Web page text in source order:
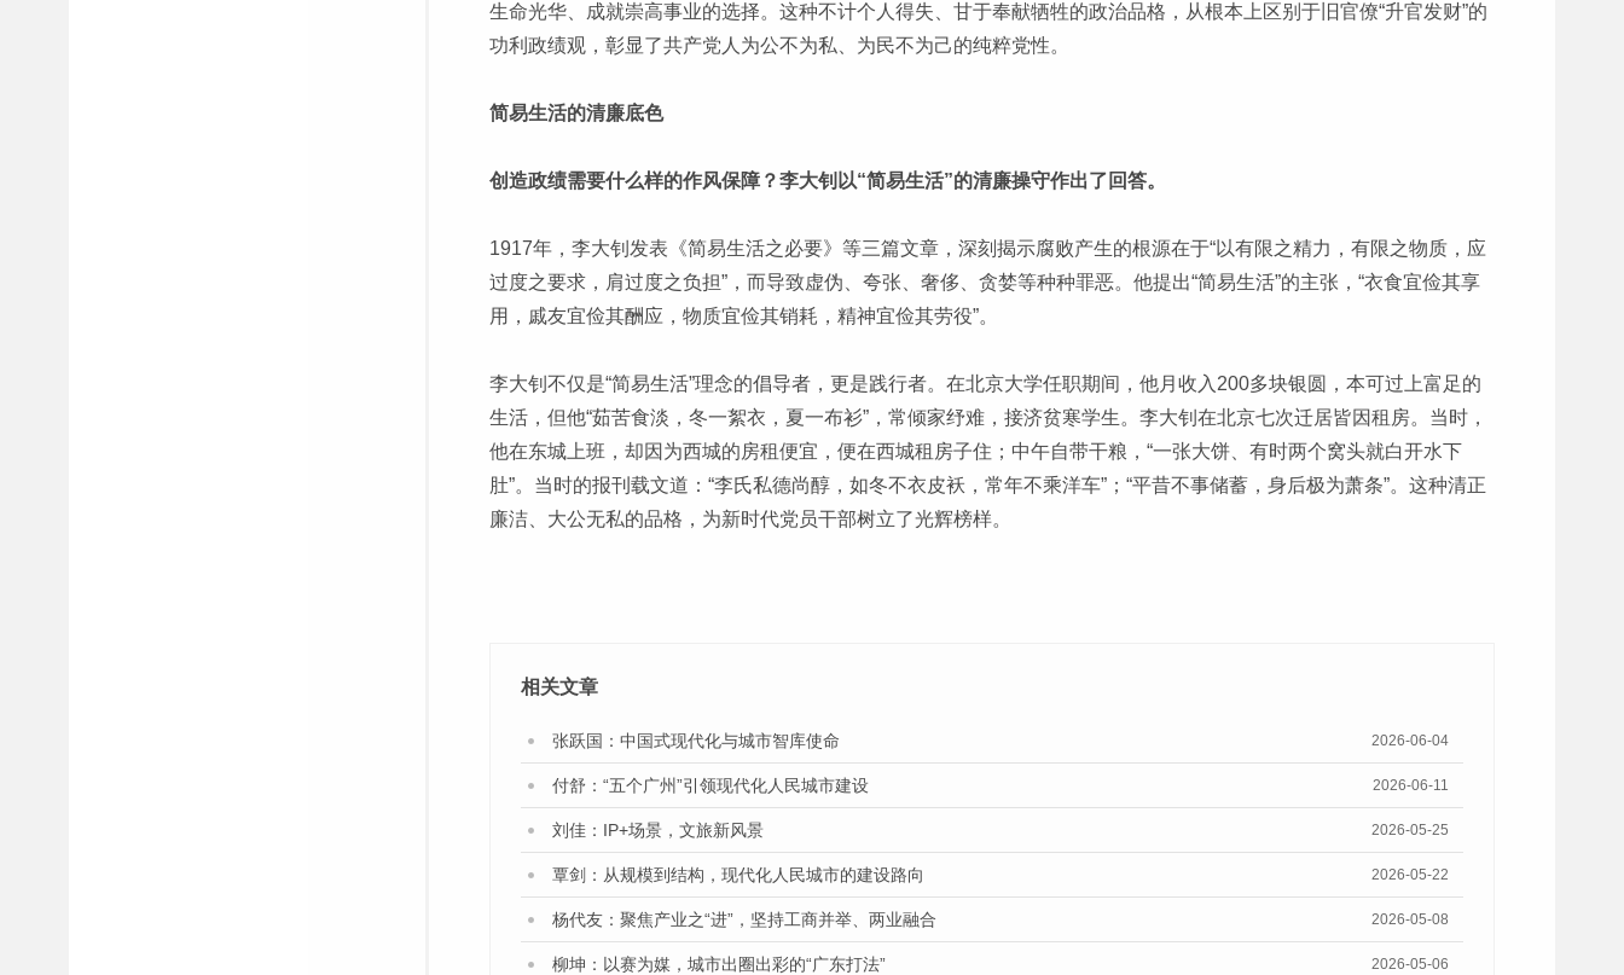
生命光华、成就崇高事业的选择。这种不计个人得失、甘于奉献牺牲的政治品格，从根本上区别于旧官僚“升官发财”的
功利政绩观，彰显了共产党人为公不为私、为民不为己的纯粹党性。
简易生活的清廉底色
创造政绩需要什么样的作风保障？李大钊以“简易生活”的清廉操守作出了回答。
1917年，李大钊发表《简易生活之必要》等三篇文章，深刻揭示腐败产生的根源在于“以有限之精力，有限之物质，应
过度之要求，肩过度之负担”，而导致虚伪、夸张、奢侈、贪婪等种种罪恶。他提出“简易生活”的主张，“衣食宜俭其享
用，戚友宜俭其酬应，物质宜俭其销耗，精神宜俭其劳役”。
李大钊不仅是“简易生活”理念的倡导者，更是践行者。在北京大学任职期间，他月收入200多块银圆，本可过上富足的
生活，但他“茹苦食淡，冬一絮衣，夏一布衫”，常倾家纾难，接济贫寒学生。李大钊在北京七次迁居皆因租房。当时，
他在东城上班，却因为西城的房租便宜，便在西城租房子住；中午自带干粮，“一张大饼、有时两个窝头就白开水下
肚”。当时的报刊载文道：“李氏私德尚醇，如冬不衣皮袄，常年不乘洋车”；“平昔不事储蓄，身后极为萧条”。这种清正
廉洁、大公无私的品格，为新时代党员干部树立了光辉榜样。
相关文章
张跃国：中国式现代化与城市智库使命 2026-06-04
付舒：“五个广州”引领现代化人民城市建设 2026-06-11
刘佳：IP+场景，文旅新风景 2026-05-25
覃剑：从规模到结构，现代化人民城市的建设路向 2026-05-22
杨代友：聚焦产业之“进”，坚持工商并举、两业融合 2026-05-08
柳坤：以赛为媒，城市出圈出彩的“广东打法” 2026-05-06